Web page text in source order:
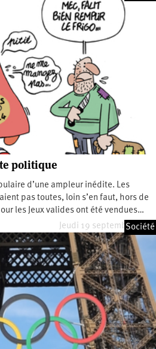
politique
d’une ampleur inédite. Les
pas toutes, loin s’en faut, hors de
les Jeux valides ont été vendues…
Jeudi 19 septembre 2024
Société